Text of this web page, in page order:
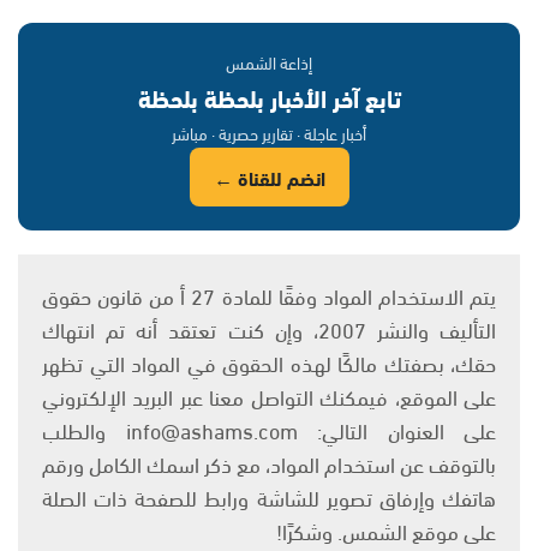
إذاعة الشمس
تابع آخر الأخبار بلحظة بلحظة
أخبار عاجلة · تقارير حصرية · مباشر
انضم للقناة ←
يتم الاستخدام المواد وفقًا للمادة 27 أ من قانون حقوق
التأليف والنشر 2007، وإن كنت تعتقد أنه تم انتهاك
حقك، بصفتك مالكًا لهذه الحقوق في المواد التي تظهر
على الموقع، فيمكنك التواصل معنا عبر البريد الإلكتروني
على العنوان التالي: info@ashams.com والطلب
بالتوقف عن استخدام المواد، مع ذكر اسمك الكامل ورقم
هاتفك وإرفاق تصوير للشاشة ورابط للصفحة ذات الصلة
على موقع الشمس. وشكرًا!